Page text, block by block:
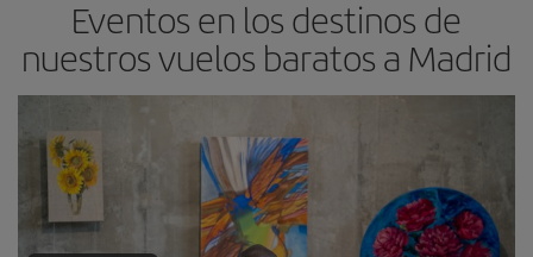
Eventos en los destinos de
nuestros vuelos baratos a Madrid